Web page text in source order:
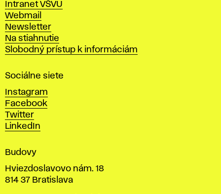
ý
t
v
a
r
ý
c
h
u
m
e
í
v
Intranet VŠVU
Webmail
Newsletter
Na stiahnutie
Slobodný prístup k informáciám
Sociálne siete
Instagram
Facebook
Twitter
LinkedIn
Budovy
Hviezdoslavovo nám. 18
814 37 Bratislava